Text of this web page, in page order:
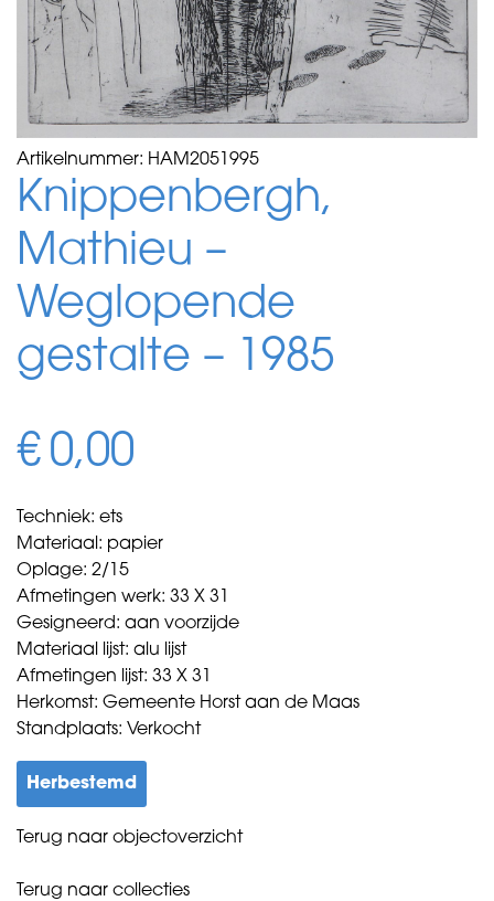
Artikelnummer: HAM2051995
Knippenbergh,
Mathieu –
Weglopende
gestalte – 1985
€ 0,00
Techniek: ets
Materiaal: papier
Oplage: 2/15
Afmetingen werk: 33 X 31
Gesigneerd: aan voorzijde
Materiaal lijst: alu lijst
Afmetingen lijst: 33 X 31
Herkomst: Gemeente Horst aan de Maas
Standplaats: Verkocht
Herbestemd
Terug naar objectoverzicht
Terug naar collecties